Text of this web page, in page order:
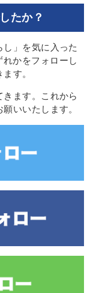
たか？
」を気に入った
かをフォローし
す。
ます。これから
いいたします。